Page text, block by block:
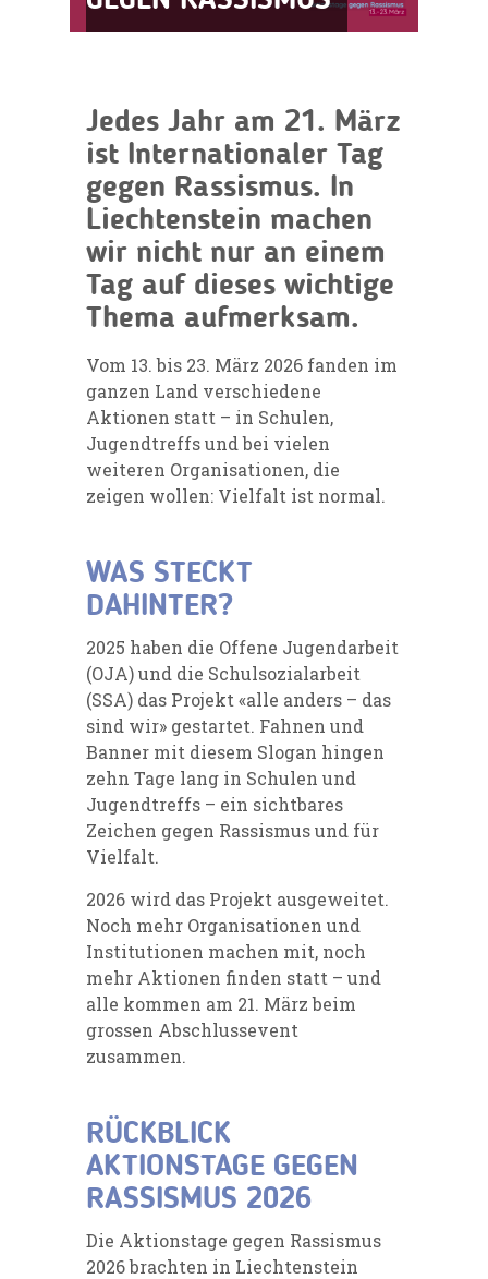
Jedes Jahr am 21. März
ist Internationaler Tag
gegen Rassismus. In
Liechtenstein machen
wir nicht nur an einem
Tag auf dieses wichtige
Thema aufmerksam.
Vom 13. bis 23. März 2026 fanden im
ganzen Land verschiedene
Aktionen statt – in Schulen,
Jugendtreffs und bei vielen
weiteren Organisationen, die
zeigen wollen: Vielfalt ist normal.
WAS STECKT
DAHINTER?
2025 haben die Offene Jugendarbeit
(OJA) und die Schulsozialarbeit
(SSA) das Projekt «alle anders – das
sind wir» gestartet. Fahnen und
Banner mit diesem Slogan hingen
zehn Tage lang in Schulen und
Jugendtreffs – ein sichtbares
Zeichen gegen Rassismus und für
Vielfalt.
2026 wird das Projekt ausgeweitet.
Noch mehr Organisationen und
Institutionen machen mit, noch
mehr Aktionen finden statt – und
alle kommen am 21. März beim
grossen Abschlussevent
zusammen.
RÜCKBLICK
AKTIONSTAGE GEGEN
RASSISMUS 2026
Die Aktionstage gegen Rassismus
2026 brachten in Liechtenstein